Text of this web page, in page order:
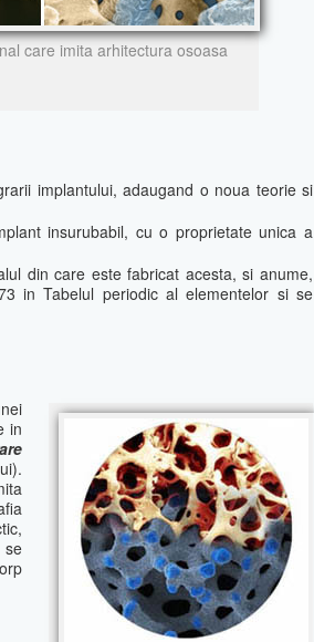
care imita arhitectura osoasa
implantului, adaugand o noua teorie si
insurubabil, cu o proprietate unica a
din care este fabricat acesta, si anume,
in Tabelul periodic al elementelor si se
in